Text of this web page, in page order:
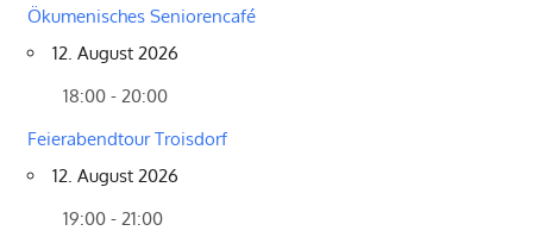
Ökumenisches Seniorencafé
12. August 2026
18:00 - 20:00
Feierabendtour Troisdorf
12. August 2026
19:00 - 21:00